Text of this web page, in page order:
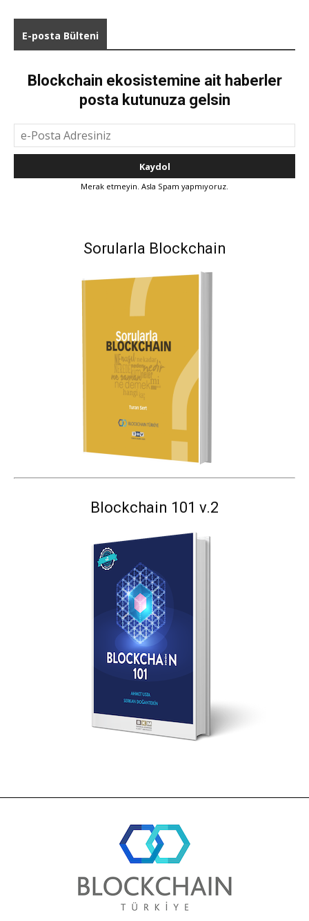
E-posta Bülteni
Blockchain ekosistemine ait haberler
posta kutunuza gelsin
Merak etmeyin. Asla Spam yapmıyoruz.
Sorularla Blockchain
Blockchain 101 v.2